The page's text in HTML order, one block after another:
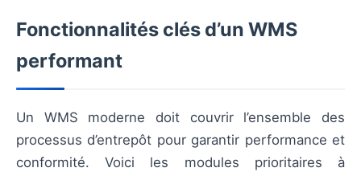
Fonctionnalités clés d’un WMS
performant
Un WMS moderne doit couvrir l’ensemble des
processus d’entrepôt pour garantir performance et
conformité. Voici les modules prioritaires à